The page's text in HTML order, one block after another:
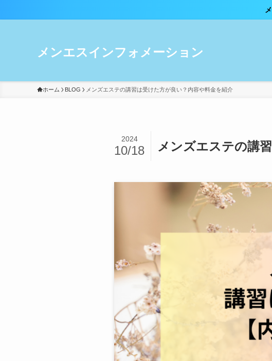
メンズエステ未経験でも働
メンエスインフォメーション
ホーム BLOG メンズエステの講習は受けた方が良い？内容や料金を紹介
メンズエステの講
2024
10/18